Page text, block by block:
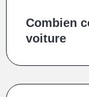
Combien
voiture